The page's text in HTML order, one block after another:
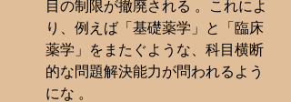
目の制限が撤廃される 。これによ
り、例えば「基礎薬学」と「臨床
薬学」をまたぐような、科目横断
的な問題解決能力が問われるよう
にな 。